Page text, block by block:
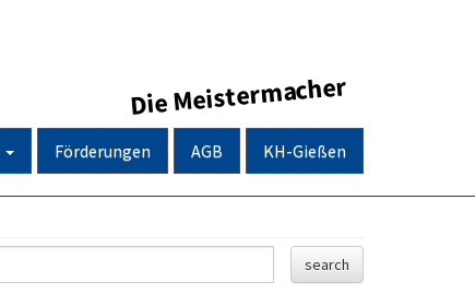
Die Meistermacher
Förderungen AGB KH-Gießen